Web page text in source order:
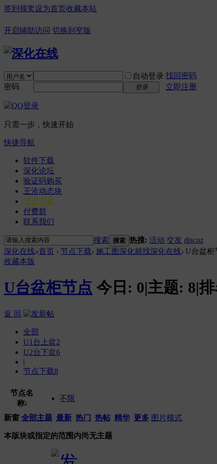
签到领奖设为首页收藏本站
开启辅助访问 切换到窄版
自动登录 找回密码
密码
登录 立即注册
只需一步，快速开始
快捷导航
软件下载
深化论坛
验证码购买
王沧动态块
节点下载
付费群
联系我们
搜索 搜索 热搜: 活动 交友 discuz
深化在线»首页 › 节点下载› 施工图深化就找深化在线› U台盆柜
收藏本版
U台盆柜节点 今日: 0|主题: 8|
返 回
全部
U1台上盆2
U2台下盆6
|
节点下载8
节点名
称:
不限
新窗 全部主题 最新 热门 热帖 精华 更多 图片模式
本版块或指定的范围内尚无主题